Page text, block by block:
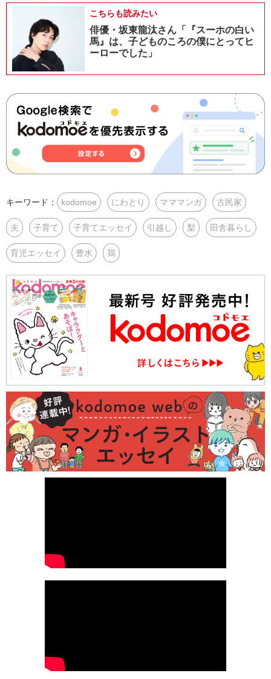
こちらも読みたい
俳優・坂東龍汰さん「『スーホの白い
馬』は、子どものころの僕にとってヒ
ーローでした」
キーワード： kodomoe にわとり マママンガ 古民家
夫 子育て 子育てエッセイ 引越し 梨 田舎暮らし
育児エッセイ 豊水 鶏